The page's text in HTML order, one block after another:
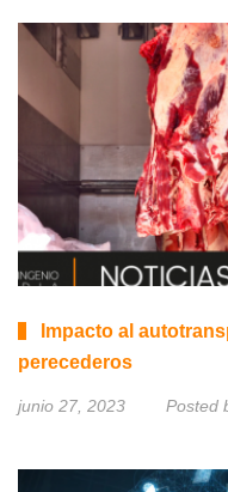
Impacto al
perecederos
junio 27, 2023 Posted